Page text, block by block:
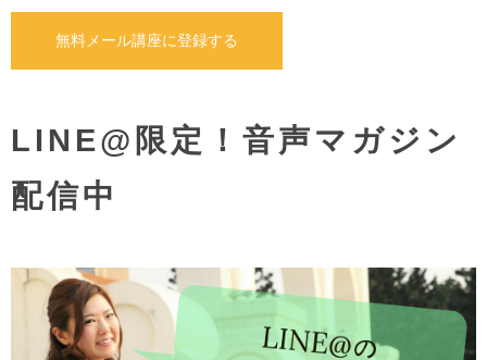
無料メール講座に登録する
LINE@限定！音声マガジン
配信中